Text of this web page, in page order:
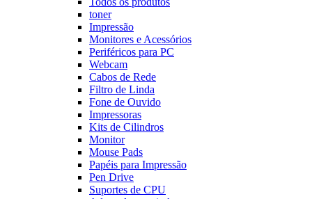
toner
Impressão
Monitores e Acessórios
Periféricos para PC
Webcam
Cabos de Rede
Filtro de Linda
Fone de Ouvido
Impressoras
Kits de Cilindros
Monitor
Mouse Pads
Papéis para Impressão
Pen Drive
Suportes de CPU